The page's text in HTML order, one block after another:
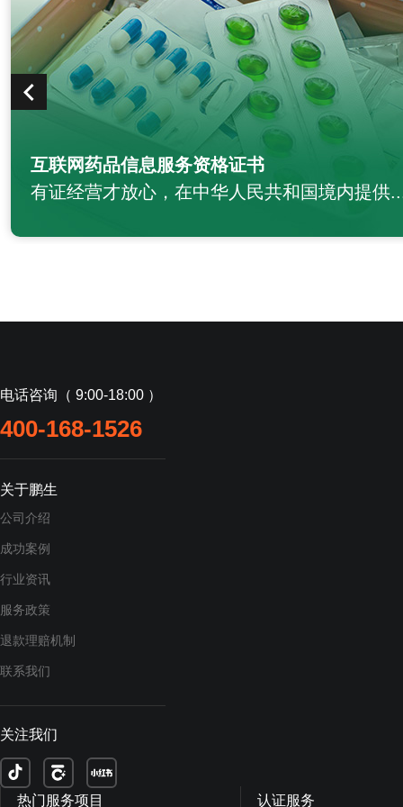
格证书
华人民共和国境内提供...
双软评
电话咨询（ 9:00-18:00 ）
400-168-1526
关于鹏生
公司介绍
成功案例
行业资讯
服务政策
退款理赔机制
联系我们
关注我们
热门服务项目 认证服务